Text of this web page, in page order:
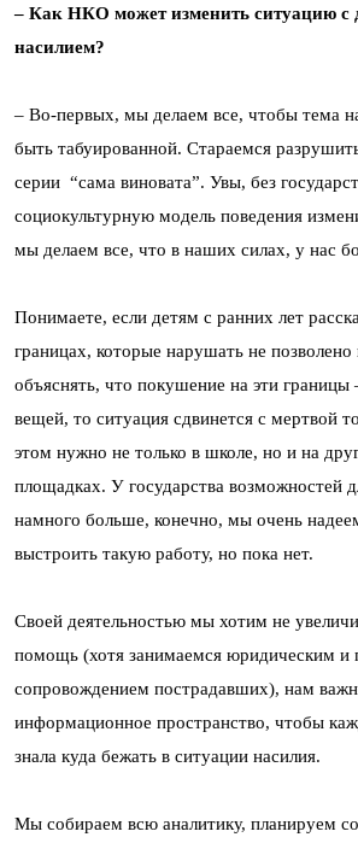
– Как НКО может изменить ситуацию
насилием?
– Во-первых, мы делаем все, чтобы тема
быть табуированной. Стараемся
серии “сама виновата”. Увы, без
социокультурную модель поведения
мы делаем все, что в наших силах, у нас
Понимаете, если детям с ранних лет
границах, которые нарушать не позволено
объяснять, что покушение на эти границы
вещей, то ситуация сдвинется с мертвой
этом нужно не только в школе, но и на
площадках. У государства возможностей
намного больше, конечно, мы очень
выстроить такую работу, но пока нет.
Своей деятельностью мы хотим не
помощь (хотя занимаемся юридическим и
сопровождением пострадавших), нам
информационное пространство, чтобы
знала куда бежать в ситуации насилия.
Мы собираем всю аналитику, планируем